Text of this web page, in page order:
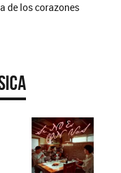
de los corazones